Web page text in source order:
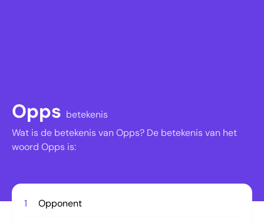
Opps betekenis
Wat is de betekenis van Opps? De betekenis van het
woord Opps is:
1 Opponent